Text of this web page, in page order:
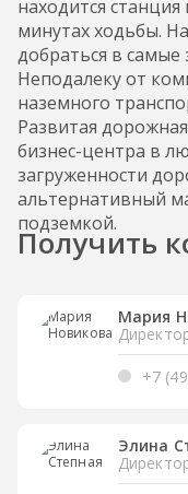
находится
минутах ходьбы.
добраться в
Неподалеку от
наземного
Развитая
бизнес-центра в
загруженности
альтернативный
подземкой.
Получить
Мария
+7
Элина